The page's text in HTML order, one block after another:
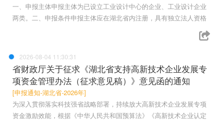
一、申报主体申报主体为已设立工业设计中心的企业、工业设计企业
两类。二、申报条件申报主体应在湖北省内注册，具有独立法人资格
2026-08-04 11:30:31
省财政厅关于征求《湖北省支持高新技术企业发展专
项资金管理办法（征求意见稿）》意见函的通知
[申报通知-湖北省-2026年]
为深入贯彻落实科技强省战略部署，持续放大高新技术企业发展专项
资金激励效能，根据《中华人民共和国预算法》《高新技术企业认定